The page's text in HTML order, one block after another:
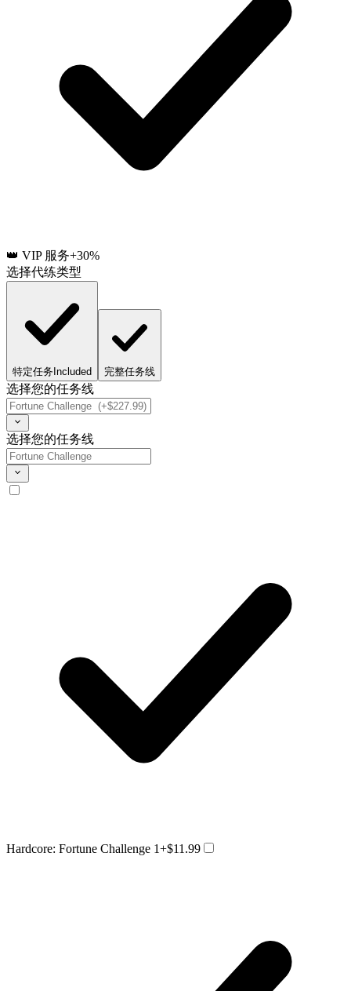
👑 VIP 服务+30%
选择代练类型
特定任务 Included 完整任务线
选择您的任务线
选择您的任务线
Hardcore: Fortune Challenge 1+$11.99